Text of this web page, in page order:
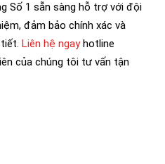
Số 1 sẵn sàng hỗ trợ với đội
đảm bảo chính xác và
Liên hệ ngayhotline
của chúng tôi tư vấn tận